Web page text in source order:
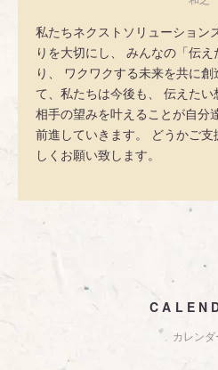
私たちネクストソリューション
りを大切にし、 みんなの「伝
り、 ワクワクする未来を共に
て、私たちは今後も、 伝えたい
相手の望みを叶えることが自分
前進していきます。 どうかご
しくお願い致します。
カレンダ